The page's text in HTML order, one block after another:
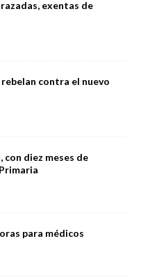
exentas de
contra el nuevo
con diez meses de
para médicos